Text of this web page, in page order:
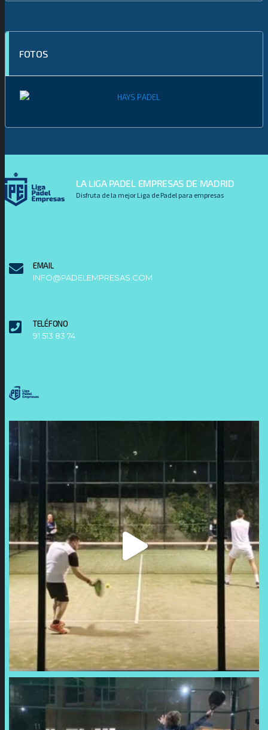
FOTOS
LA LIGA PADEL EMPRESAS DE MADRID
Disfruta de la mejor Liga de Padel para empresas
EMAIL
INFO@PADELEMPRESAS.COM
TELÉFONO
91 513 83 74